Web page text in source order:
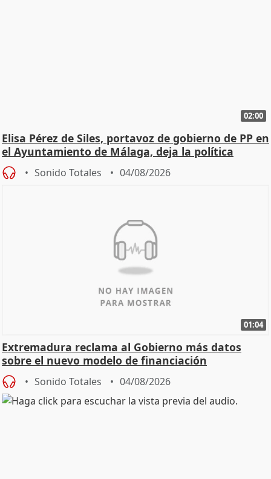
02:00
Elisa Pérez de Siles, portavoz de gobierno de PP en
el Ayuntamiento de Málaga, deja la política
Sonido Totales 04/08/2026
01:04
Extremadura reclama al Gobierno más datos
sobre el nuevo modelo de financiación
Sonido Totales 04/08/2026